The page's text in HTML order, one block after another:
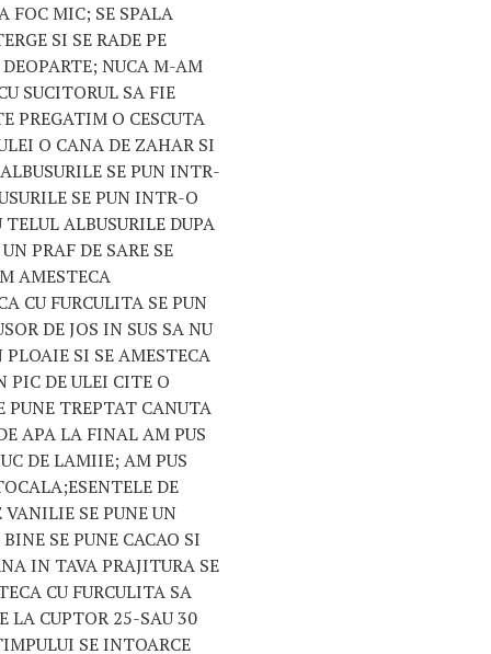
FOC MIC; SE SPALA
SI SE RADE PE
NUCA M-AM
SUCITORUL SA FIE
PREGATIM O CESCUTA
O CANA DE ZAHAR SI
SE PUN INTR-
SE PUN INTR-O
ALBUSURILE DUPA
PRAF DE SARE SE
AMESTECA
CU FURCULITA SE PUN
DE JOS IN SUS SA NU
PLOAIE SI SE AMESTECA
PIC DE ULEI CITE O
PUNE TREPTAT CANUTA
APA LA FINAL AM PUS
DE LAMIIE; AM PUS
DE
SE PUNE UN
SE PUNE CACAO SI
IN TAVA PRAJITURA SE
CU FURCULITA SA
LA CUPTOR 25-SAU 30
SE INTOARCE